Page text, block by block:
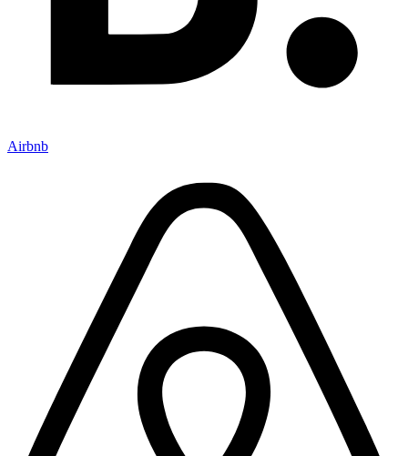
Airbnb